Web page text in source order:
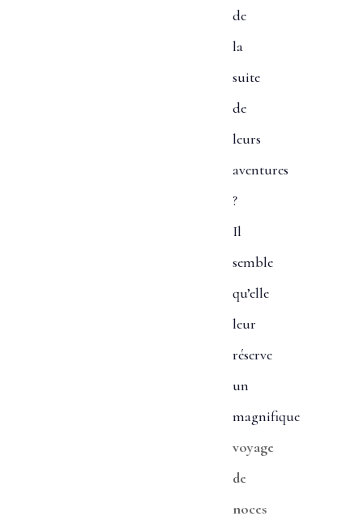
de
la
suite
de
leurs
aventures
?
Il
semble
qu’elle
leur
réserve
un
magnifique
voyage
de
noces